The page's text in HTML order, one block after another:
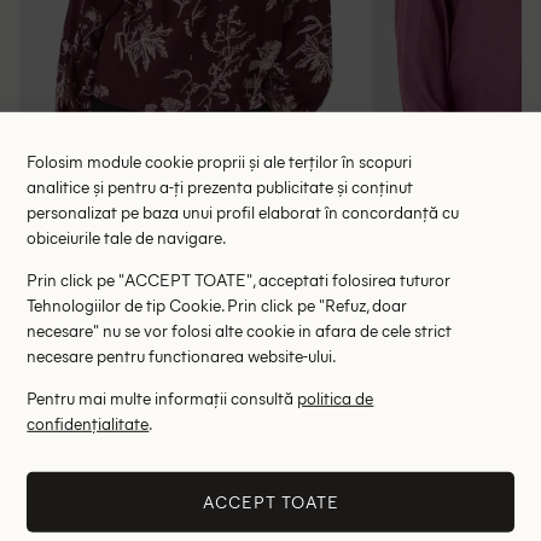
Bluza Part Two, pruna
118.00 lei 245.00 lei
RRP: 449.00 lei
32 48
- 78% - 35%
Folosim module cookie proprii și ale terților în scopuri
analitice și pentru a-ți prezenta publicitate și conținut
personalizat pe baza unui profil elaborat în concordanță cu
obiceiurile tale de navigare.
Prin click pe "ACCEPT TOATE", acceptati folosirea tuturor
Tehnologiilor de tip Cookie. Prin click pe "Refuz, doar
necesare" nu se vor folosi alte cookie in afara de cele strict
necesare pentru functionarea website-ului.
Pentru mai multe informații consultă politica de
confidențialitate.
ACCEPT TOATE